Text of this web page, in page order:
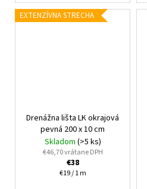
EXTENZÍVNA STRECHA
Drenážna lišta LK okrajová
pevná 200 x 10 cm
Skladom (>5 ks)
€46,70 vrátane DPH
€38
Jednotková
€19 / 1 m